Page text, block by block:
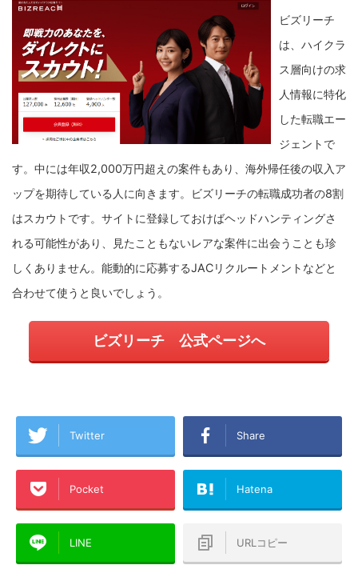
ビズリーチ
は、ハイクラ
ス層向けの求
人情報に特化
した転職エー
ジェントで
す。 中には年収2,000万円超えの案件もあり、海外帰任後の収入ア
ップを期待している人に向きます。
ビズリーチの転職成功者の8割
はスカウトです。サイトに登録しておけばヘッドハンティングさ
れる可能性があり、見たこともないレアな案件に出会うことも珍
しくありません。能動的に応募するJACリクルートメントなどと
合わせて使うと良いでしょう。
ビズリーチ 公式ページへ
Twitter Share
Pocket Hatena
LINE URLコピー